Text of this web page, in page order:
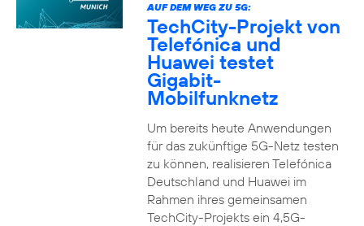
AUF DEM WEG ZU 5G:
TechCity-Projekt von
Telefónica und
Huawei testet
Gigabit-
Mobilfunknetz
Um bereits heute Anwendungen
für das zukünftige 5G-Netz testen
zu können, realisieren Telefónica
Deutschland und Huawei im
Rahmen ihres gemeinsamen
TechCity-Projekts ein 4,5G-